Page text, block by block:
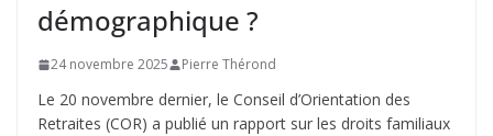
démographique ?
24 novembre 2025 Pierre Thérond
Le 20 novembre dernier, le Conseil d’Orientation des
Retraites (COR) a publié un rapport sur les droits familiaux